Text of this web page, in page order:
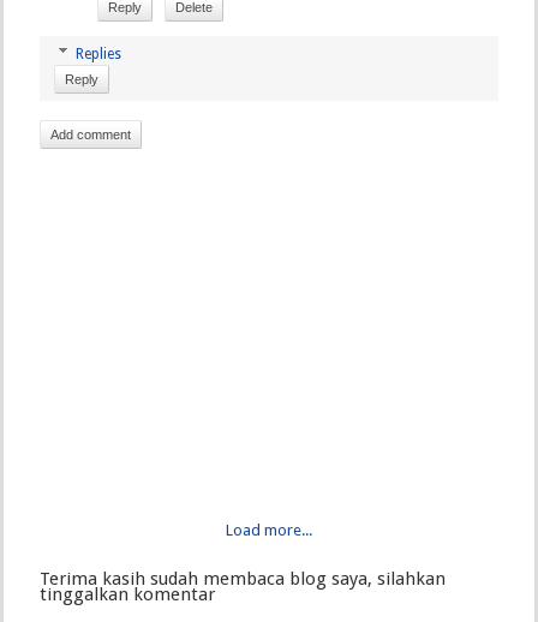
Reply Delete
Replies
Reply
Add comment
Load more...
Terima kasih sudah membaca blog saya, silahkan
tinggalkan komentar